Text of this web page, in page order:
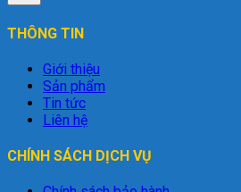
THÔNG TIN
Giới thiệu
Sản phẩm
Tin tức
Liên hệ
CHÍNH SÁCH DỊCH VỤ